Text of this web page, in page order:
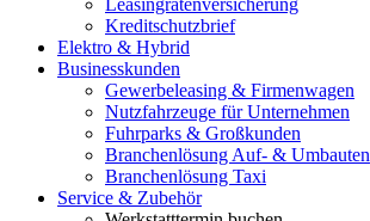
Leasingratenversicherung
Kreditschutzbrief
Elektro & Hybrid
Businesskunden
Gewerbeleasing & Firmenwagen
Nutzfahrzeuge für Unternehmen
Fuhrparks & Großkunden
Branchenlösung Auf- & Umbauten
Branchenlösung Taxi
Service & Zubehör